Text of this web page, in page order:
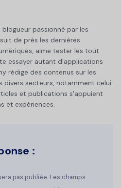
passionné par les
de près les dernières
aime tester les tout
essayer autant d'applications
rédige des contenus sur les
divers secteurs, notamment celui
et publications s'appuient
et expériences.
:
pas publiée. Les champs